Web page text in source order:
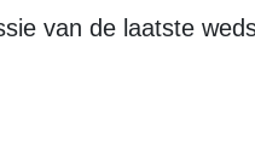
van de laatste
OP WEG NAAR HET